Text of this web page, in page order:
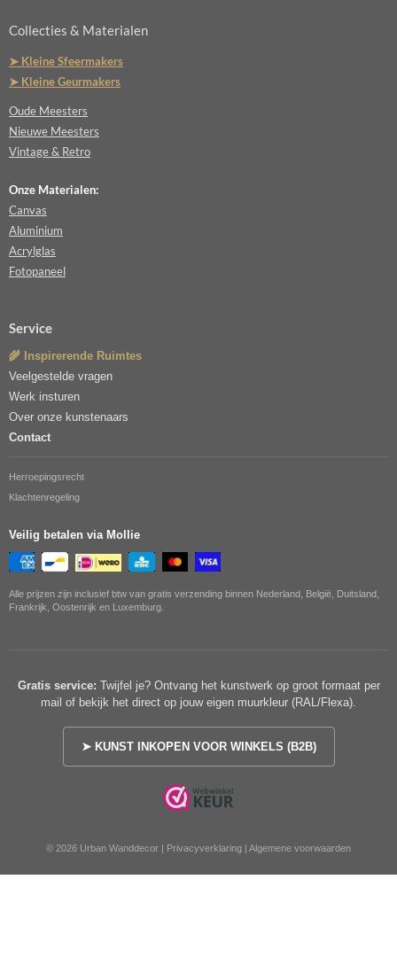
Collecties & Materialen
➤ Kleine Sfeermakers
➤ Kleine Geurmakers
Oude Meesters
Nieuwe Meesters
Vintage & Retro
Onze Materialen:
Canvas
Aluminium
Acrylglas
Fotopaneel
Service
🌾 Inspirerende Ruimtes
Veelgestelde vragen
Werk insturen
Over onze kunstenaars
Contact
Herroepingsrecht
Klachtenregeling
Veilig betalen via Mollie
Alle prijzen zijn inclusief btw van gratis verzending binnen Nederland, België, Duitsland,
Frankrijk, Oostenrijk en Luxemburg.
Gratis service: Twijfel je? Ontvang het kunstwerk op groot formaat per
mail of bekijk het direct op jouw eigen muurkleur (RAL/Flexa).
➤ KUNST INKOPEN VOOR WINKELS (B2B)
© 2026 Urban Wanddecor | Privacyverklaring | Algemene voorwaarden